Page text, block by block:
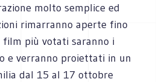
molto semplice ed
rimarranno aperte fino
più votati saranno i
e verranno proiettati in un
dal 15 al 17 ottobre